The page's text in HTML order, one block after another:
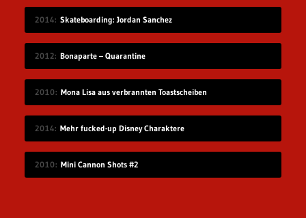
2014 Skateboarding: Jordan Sanchez
2012 Bonaparte – Quarantine
2010 Mona Lisa aus verbrannten Toastscheiben
2014 Mehr fucked-up Disney Charaktere
2010 Mini Cannon Shots #2